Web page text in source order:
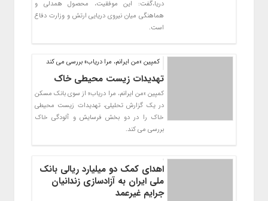
دریا،گفت: این موفقیت، محصول همدلی و
هماهنگی میان نیروی دریایی ارتش و وزارت دفاع
است.
کمپین «من ایرانم، مرا دریاب» بررسی می کند
تهدیدات زیست محیطی خاک
کمپین «من ایرانم، مرا دریاب» از سوی بانک مسکن
در یک گزارش تحلیلی، تهدیدات زیست محیطی
خاک را در دو بخش فرسایش و آلودگی خاک
بررسی می کند.
اهدای کمک دو میلیارد ریالی بانک
ملی ایران به آزادسازی زندانیان
جرایم غیرعمد